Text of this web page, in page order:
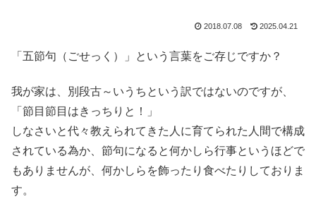
2018.07.08 2025.04.21
「五節句（ごせっく）」という言葉をご存じですか？
我が家は、別段古～いうちという訳ではないのですが、
「節目節目はきっちりと！」
しなさいと代々教えられてきた人に育てられた人間で構成
されている為か、節句になると何かしら行事というほどで
もありませんが、何かしらを飾ったり食べたりしておりま
す。